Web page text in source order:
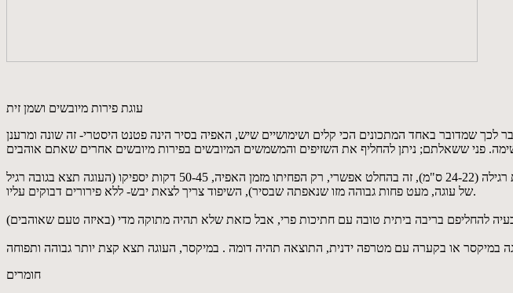
עוגת פירות מיובשים ושמן זית
שמדובר באחד המתכונים הכי קלים ושימושיים שיש, האפיה בסיר הינה פטנט היסטרי- זה שונה ומרענן
אם אין לכם סיר שמתאים לתנור, אפשר לאפות בתבנית של ג'חנון בקוטר דומה. אם ברצונכם לאפות בתבנית קפיצית רגילה (24-22 ס"מ), זה בהחלט אפשרי, רק הפחיתו מזמן האפיה, 50-45 דקות יספיקו (העוגה תצא בגובה רגיל
של עוגה, מעט פחות גבוהה מזו שנאפתה שבסיר), השיפוד צריך לצאת יבש- ללא פירורים דבוקים עליו.
חומרים